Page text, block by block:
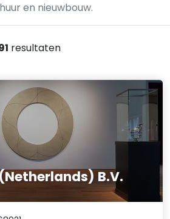
en nieuwbouw.
resultaten
B.V.